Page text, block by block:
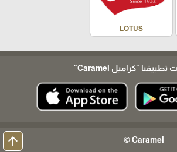
LOTUS
تطبيقنا "كراميل Caramel"
Caramel ©
arrow_upward